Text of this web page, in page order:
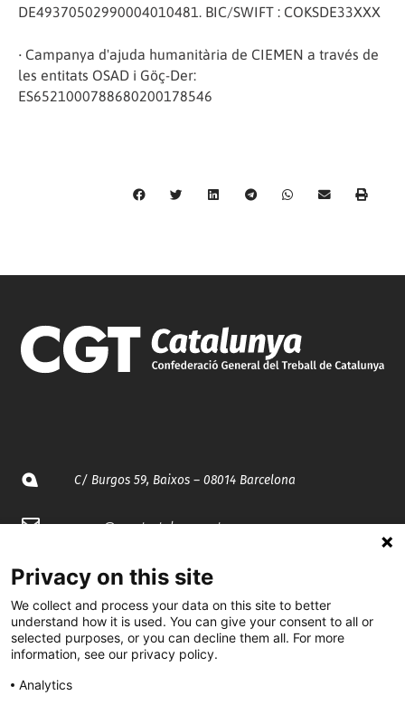
DE49370502990004010481. BIC/SWIFT : COKSDE33XXX
• Campanya d'ajuda humanitària de CIEMEN a través de
les entitats OSAD i Göç-Der:
ES6521000788680200178546
C/ Burgos 59, Baixos – 08014 Barcelona
spccc@spcgtcatalunya.cat
935 120 481
@CGTCatalunya
cgtcatalunya
CGTCatalunya
Privacy on this site
We collect and process your data on this site to better
understand how it is used. You can give your consent to all or
selected purposes, or you can decline them all. For more
information, see our privacy policy.
Analytics